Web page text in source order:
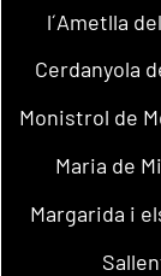
l´Ametlla
Cerdanyola
Monistrol de
Maria de
Margarida i